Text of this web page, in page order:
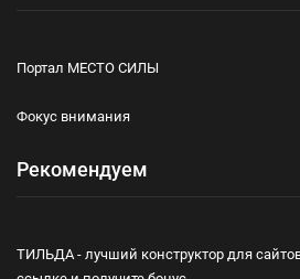
Портал МЕСТО СИЛЫ
Фокус внимания
Рекомендуем
ТИЛЬДА - лучший конструктор для